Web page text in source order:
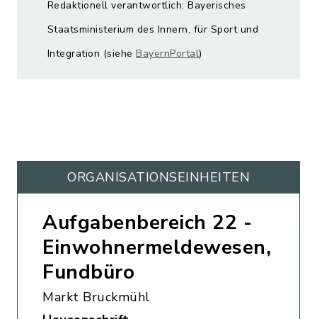
Redaktionell verantwortlich: Bayerisches
Staatsministerium des Innern, für Sport und
Integration (siehe BayernPortal)
ORGANISATIONS­EINHEITEN
Aufgabenbereich 22 -
Einwohnermeldewesen,
Fundbüro
Markt Bruckmühl